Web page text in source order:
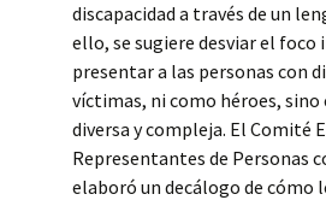
discapacidad a través de un
ello, se sugiere desviar el
presentar a las personas con
víctimas, ni como héroes, sino
diversa y compleja. El Comité
Representantes de Personas
elaboró un decálogo de cómo